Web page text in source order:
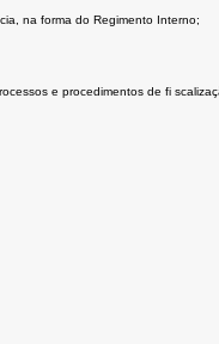
na forma do Regimento Interno;
e procedimentos de fi